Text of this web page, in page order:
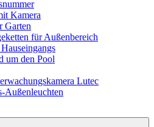
Kamera
Garten
für Außenbereich
um den Pool
Lutec
Außenleuchten